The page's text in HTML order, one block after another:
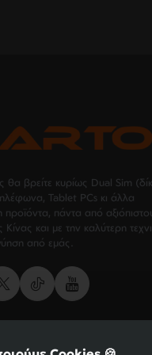
θα βρείτε κυρίως Dual Sim
Tablet PCs κι άλλα
προϊόντα, πάντα από
και με την καλύτερη
από εμάς.